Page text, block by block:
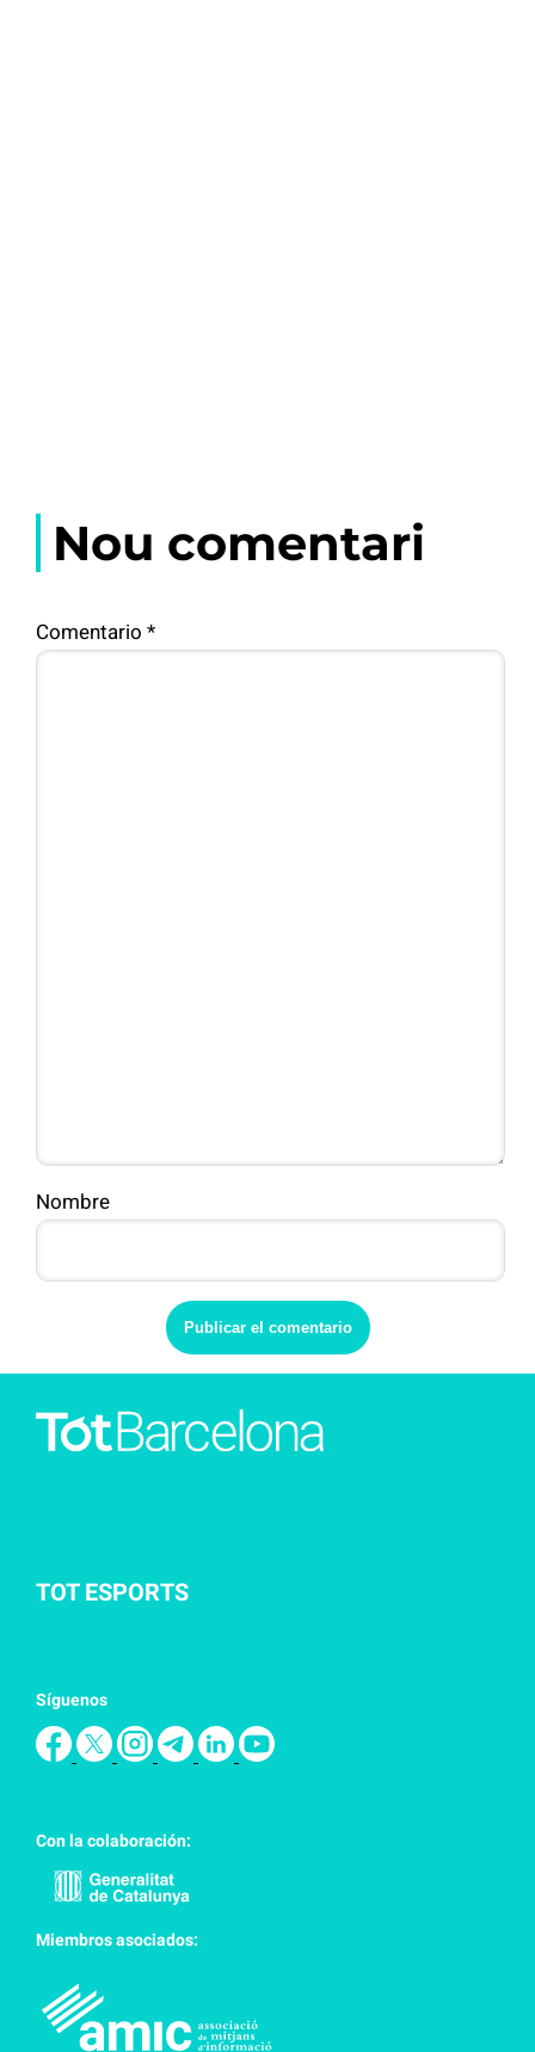
Nou comentari
Comentario *
Nombre
TOT ESPORTS
Síguenos
Con la colaboración:
Miembros asociados: